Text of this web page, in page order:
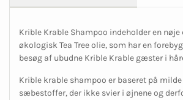
Krible Krable Shampoo indeholder en
økologisk Tea Tree olie, som har en
besøg af ubudne Krible Krable gæster i
Krible krable shampoo er baseret på
sæbestoffer, der ikke svier i øjnene og